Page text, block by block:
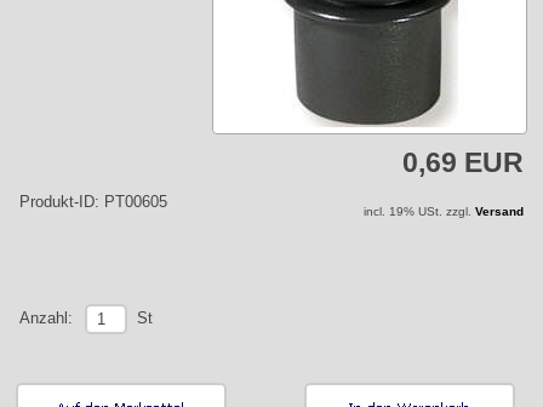
0,69 EUR
Produkt-ID: PT00605
incl. 19% USt. zzgl. Versand
Anzahl: St